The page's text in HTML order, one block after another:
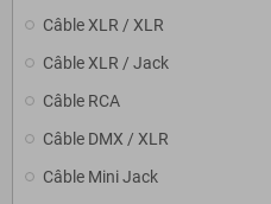
Câble XLR / XLR
Câble XLR / Jack
Câble RCA
Câble DMX / XLR
Câble Mini Jack